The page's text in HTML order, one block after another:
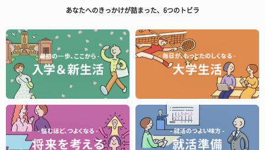
あなたへのきっかけが詰まった、6つのトビラ